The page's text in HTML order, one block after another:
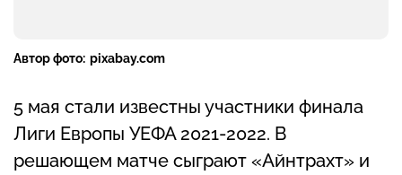
Автор фото: pixabay.com
5 мая стали известны участники финала
Лиги Европы УЕФА 2021-2022. В
решающем матче сыграют «Айнтрахт» и